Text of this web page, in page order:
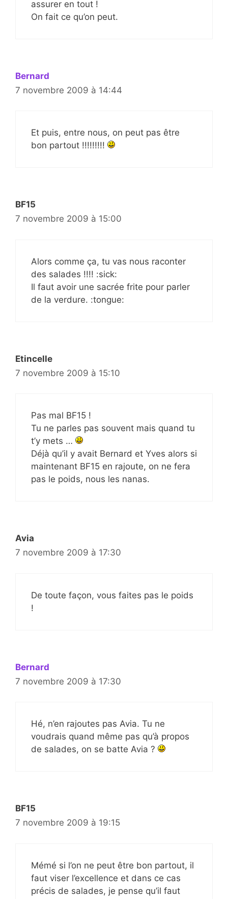
assurer en tout !
On fait ce qu’on peut.
Bernard
7 novembre 2009 à 14:44
Et puis, entre nous, on peut pas être
bon partout !!!!!!!!!
BF15
7 novembre 2009 à 15:00
Alors comme ça, tu vas nous raconter
des salades !!!! :sick:
Il faut avoir une sacrée frite pour parler
de la verdure. :tongue:
Etincelle
7 novembre 2009 à 15:10
Pas mal BF15 !
Tu ne parles pas souvent mais quand tu
t’y mets …
Déjà qu’il y avait Bernard et Yves alors si
maintenant BF15 en rajoute, on ne fera
pas le poids, nous les nanas.
Avia
7 novembre 2009 à 17:30
De toute façon, vous faites pas le poids
!
Bernard
7 novembre 2009 à 17:30
Hé, n’en rajoutes pas Avia. Tu ne
voudrais quand même pas qu’à propos
de salades, on se batte Avia ?
BF15
7 novembre 2009 à 19:15
Mémé si l’on ne peut être bon partout, il
faut viser l’excellence et dans ce cas
précis de salades, je pense qu’il faut